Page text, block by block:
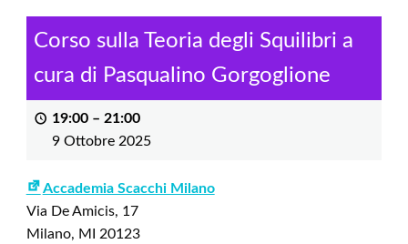
Corso sulla Teoria degli Squilibri a
cura di Pasqualino Gorgoglione
19:00 – 21:00
9 Ottobre 2025
Accademia Scacchi Milano
Via De Amicis, 17
Milano, MI
20123